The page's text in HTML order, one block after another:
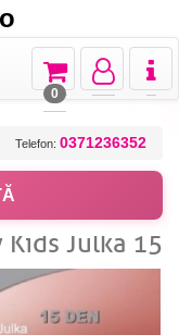
Toggle
Toggle
navigation
Toggle
navigation
0
Telefon: 0371236352
Julka 15